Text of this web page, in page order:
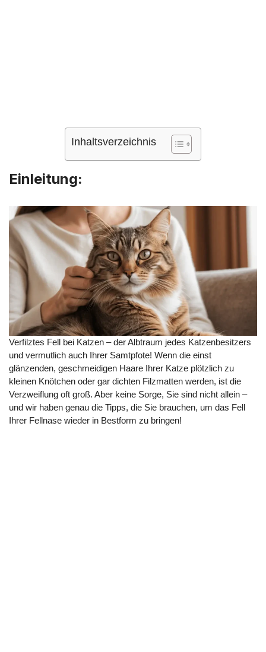
Inhaltsverzeichnis
Einleitung:
Verfilztes Fell bei Katzen – der Albtraum jedes Katzenbesitzers
und vermutlich auch Ihrer Samtpfote! Wenn die einst
glänzenden, geschmeidigen Haare Ihrer Katze plötzlich zu
kleinen Knötchen oder gar dichten Filzmatten werden, ist die
Verzweiflung oft groß. Aber keine Sorge, Sie sind nicht allein –
und wir haben genau die Tipps, die Sie brauchen, um das Fell
Ihrer Fellnase wieder in Bestform zu bringen!